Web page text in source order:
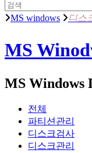
MS windows 디스
MS
MS Windows
전체
파티션관리
디스크검사
디스크관리